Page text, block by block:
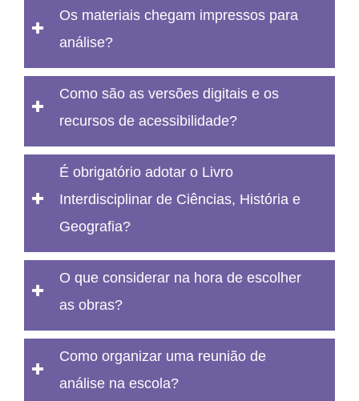
Os materiais chegam impressos para
análise?
Como são as versões digitais e os
recursos de acessibilidade?
É obrigatório adotar o Livro
Interdisciplinar de Ciências, História e
Geografia?
O que considerar na hora de escolher
as obras?
Como organizar uma reunião de
análise na escola?